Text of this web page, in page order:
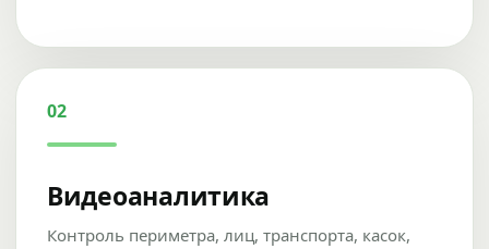
02
Видеоаналитика
Контроль периметра, лиц, транспорта, касок,